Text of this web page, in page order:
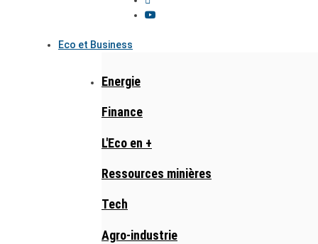
Eco et Business
Energie
Finance
L'Eco en +
Ressources minières
Tech
Agro-industrie